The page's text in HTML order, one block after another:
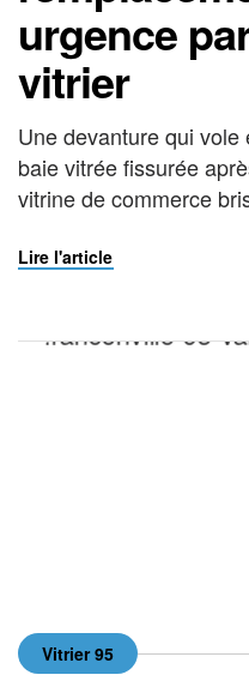
urgence
vitrier
Une devanture qui vole
baie vitrée fissurée
vitrine de commerce
ces situations, chaque
disponible en urgence,
Lire l'article
Vitrier 95